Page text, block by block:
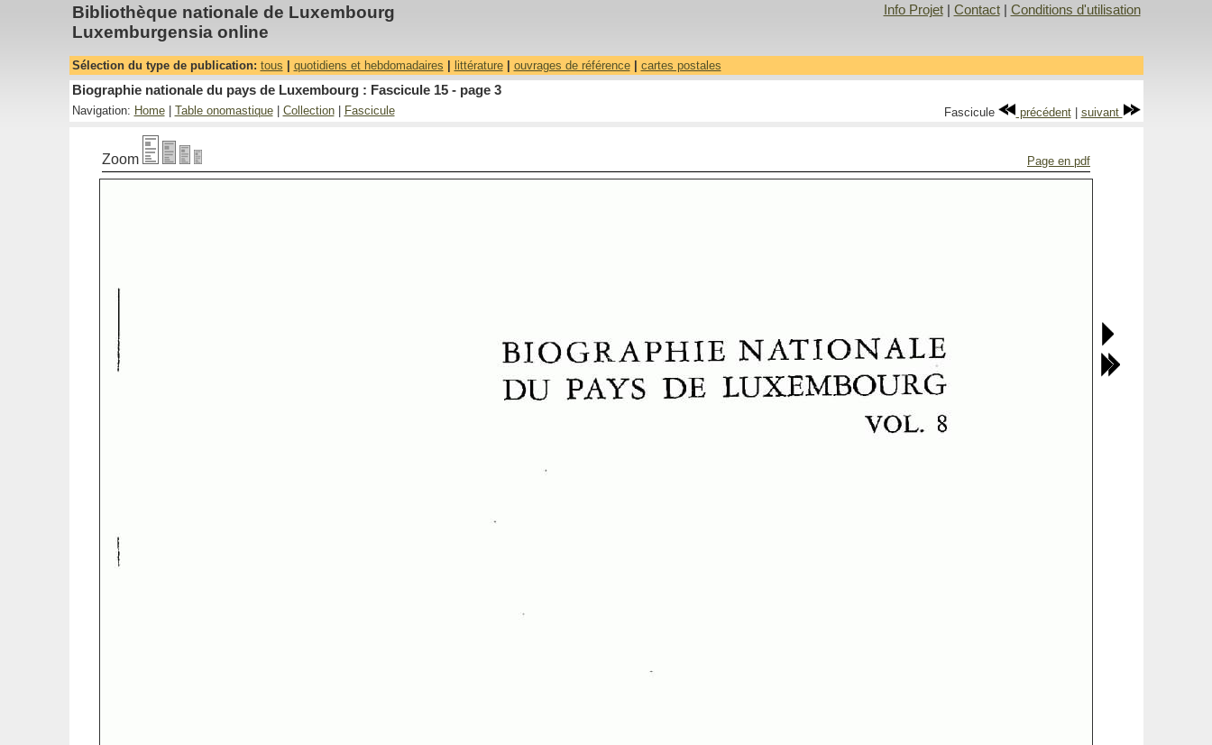
Bibliothèque nationale de Luxembourg
Luxemburgensia online
Info Projet| Contact| Conditions d'utilisation
Sélection du type de publication: tous quotidiens et hebdomadaires littérature| ouvrages de référence| cartes postales
Biographie nationale du pays de Luxembourg : Fascicule 15 - page 3
Navigation: Home| Table onomastique| Collection| Fascicule Fascicule précédent| suivant
Zoom Page en pdf